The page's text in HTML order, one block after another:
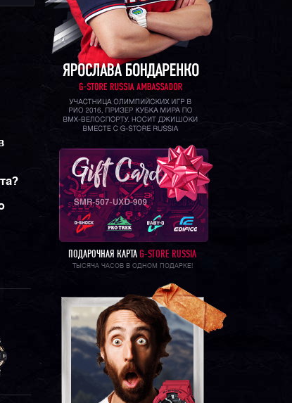
ПОДАРОЧНАЯ КАРТА G-STORE RUSSIA
ТЫСЯЧА ЧАСОВ В ОДНОМ ПОДАРКЕ!